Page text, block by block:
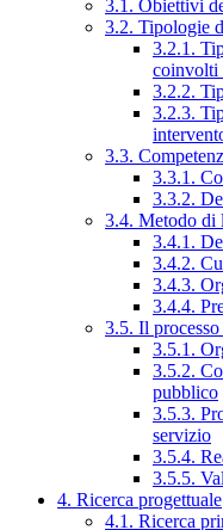
3.1. Obiettivi
3.2. Tipologie
3.2.1.
coinvolti
3.2.2.
3.2.3.
3.3.
3.3.1.
3.3.2.
3.4. Metodo di
3.4.1.
3.4.2.
3.4.3.
3.4.4.
3.5. Il
3.5.1.
3.5.2.
pubblico
3.5.3.
servizio
3.5.4.
3.5.5.
4. Ricerca progettuale
4.1. Ricerca